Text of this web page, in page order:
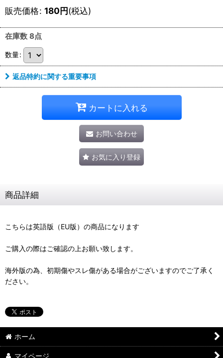
販売価格: 180円(税込)
在庫数 8点
数量:
返品特約に関する重要事項
カートに入れる
お問い合わせ
お気に入り登録
商品詳細
こちらは英語版（EU版）の商品になります
ご購入の際はご確認の上お願い致します。
海外版の為、初期傷やスレ傷がある場合がございますのでご了承く
ださい。
ホーム
マイページ